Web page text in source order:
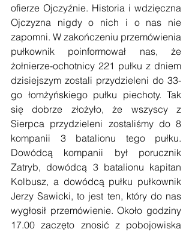
ofierze Ojczyźnie. Historia i wdzięczna
Ojczyzna nigdy o nich i o nas nie
zapomni. W zakończeniu przemówienia
pułkownik poinformował nas, że
żołnierze-ochotnicy 221 pułku z dniem
dzisiejszym zostali przydzieleni do 33-
go łomżyńskiego pułku piechoty. Tak
się dobrze złożyło, że wszyscy z
Sierpca przydzieleni zostaliśmy do 8
kompanii 3 batalionu tego pułku.
Dowódcą kompanii był porucznik
Zatryb, dowódcą 3 batalionu kapitan
Kolbusz, a dowódcą pułku pułkownik
Jerzy Sawicki, to jest ten, który do nas
wygłosił przemówienie. Około godziny
17.00 zaczęto znosić z pobojowiska